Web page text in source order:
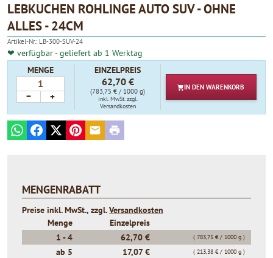
4.90
LEBKUCHEN ROHLINGE AUTO SUV - OHNE
ALLES - 24CM
Artikel-Nr.: LB-300-SUV-24
❤ verfügbar - geliefert ab 1 Werktag
MENGE
− +
EINZELPREIS
62,70 €
(783,75 € / 1000 g)
inkl. MwSt.zzgl.
Versandkosten
IN DEN WARENKORB
WhatsAppFacebook
X PinterestE-mailPrint
MENGENRABATT
Preise inkl. MwSt., zzgl.Versandkosten
Menge
Einzelpreis
1 -4 62,70 € ( 783,75 € / 1000 g )
ab 5 17,07 € ( 213,38 € / 1000 g )